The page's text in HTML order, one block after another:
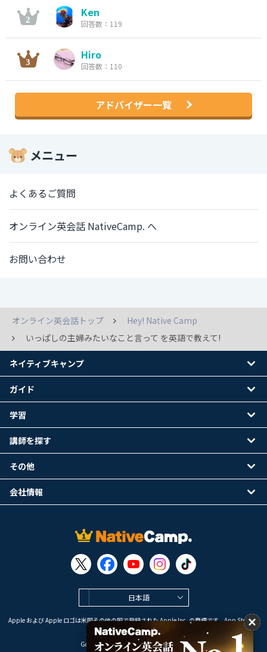
Ken
回答数：119
Hiro
回答数：110
アドバイザー一覧
メニュー
よくあるご質問
オンライン英会話 NativeCamp. へ
お問い合わせ
オンライン英会話トップ
Hey! Native Camp
いっぱしの主婦みたいなこと言って を英語で教えて!
日本語
Apple および Apple ロゴは米国その他の国で登録された Apple Inc. の商標です。App Store は
Apple Inc. のサービスマークです。
Google Play は Google LLC の商標です。
ネイティブキャンプ
ガイド
学習
講師を探す
その他
会社情報